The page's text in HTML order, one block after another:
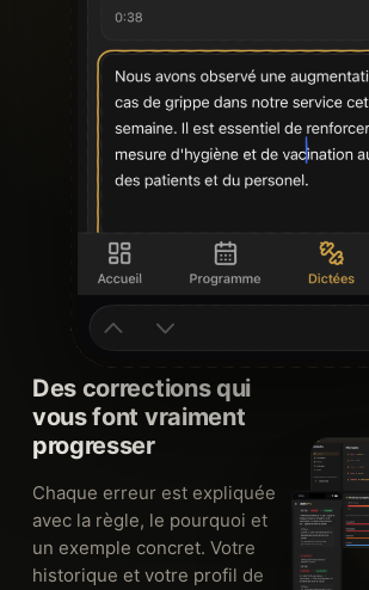
Des corrections qui
vous font vraiment
progresser
Chaque erreur est expliquée
avec la règle, le pourquoi et
un exemple concret. Votre
historique et votre profil de